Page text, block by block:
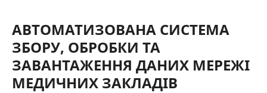
АВТОМАТИЗОВАНА СИСТЕМА
ЗБОРУ, ОБРОБКИ ТА
ЗАВАНТАЖЕННЯ ДАНИХ МЕРЕЖІ
МЕДИЧНИХ ЗАКЛАДІВ